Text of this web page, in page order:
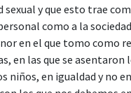
y que esto trae
como a la
en el que tomo como
en las que se
niños, en igualdad y no